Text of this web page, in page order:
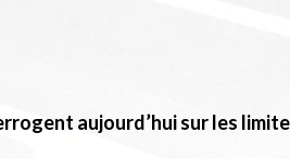
aujourd’hui sur les